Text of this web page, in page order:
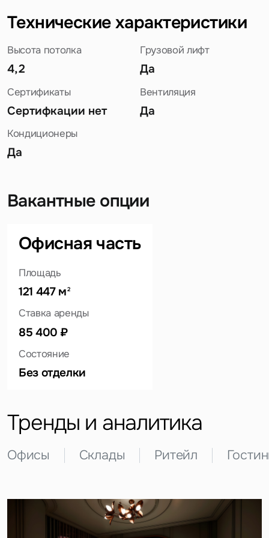
Технические характеристики
Высота потолка
4,2
Грузовой лифт
Да
Сертификаты
Сертифкации нет
Вентиляция
Да
Кондиционеры
Да
Вакантные опции
Офисная часть
Площадь
121 447 м2
Ставка аренды
85 400 ₽
Состояние
Без отделки
Тренды и аналитика
Офисы Склады Ритейл
Задайте свой вопрос
Предложение
Жалоба
Уведомления
Это обязательное поле
Это обязательное поле